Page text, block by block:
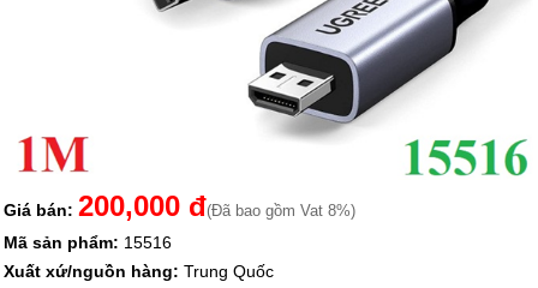
Giá bán: 200,000 đ(Đã bao gồm Vat 8%)
Mã sản phẩm: 15516
Xuất xứ/nguồn hàng: Trung Quốc